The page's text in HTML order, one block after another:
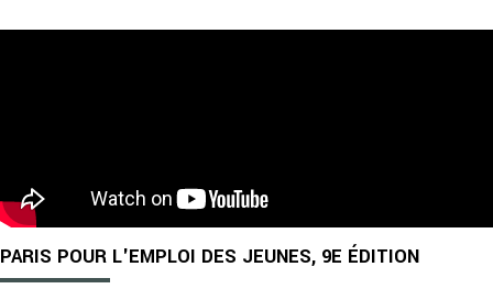
PARIS POUR L'EMPLOI DES JEUNES, 9E ÉDITION